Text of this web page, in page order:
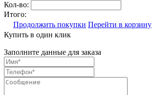
Кол-во:
Итого:
Продолжить покупки Перейти в корзину
Купить в один клик
Заполните данные для заказа